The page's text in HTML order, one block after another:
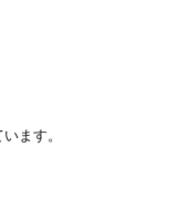
ます。